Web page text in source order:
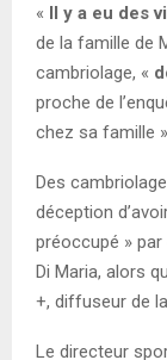
« Il y a eu des
de la famille de
cambriolage, «
proche de
chez sa famille
Des
déception
préoccupé »
Di Maria, alors
+, diffuseur de
Le directeur